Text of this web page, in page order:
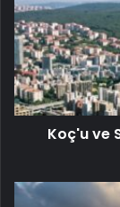
Koç'u ve